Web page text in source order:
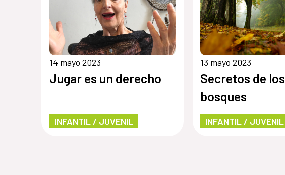
14 mayo 2023
Jugar es un derecho
INFANTIL / JUVENIL
13 mayo 2023
Secretos de los
bosques
INFANTIL / JUVENIL